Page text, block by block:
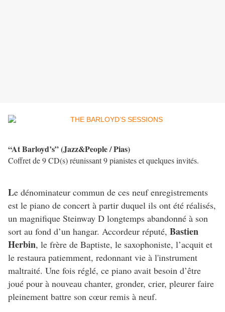
“At Barloyd’s” (Jazz&People / Pias)
Coffret de 9 CD(s) réunissant 9 pianistes et quelques invités.
Le dénominateur commun de ces neuf enregistrements
est le piano de concert à partir duquel ils ont été réalisés,
un magnifique Steinway D longtemps abandonné à son
sort au fond d’un hangar. Accordeur réputé, Bastien
Herbin, le frère de Baptiste, le saxophoniste, l’acquit et
le restaura patiemment, redonnant vie à l'instrument
maltraité. Une fois réglé, ce piano avait besoin d’être
joué pour à nouveau chanter, gronder, crier, pleurer faire
pleinement battre son cœur remis à neuf.